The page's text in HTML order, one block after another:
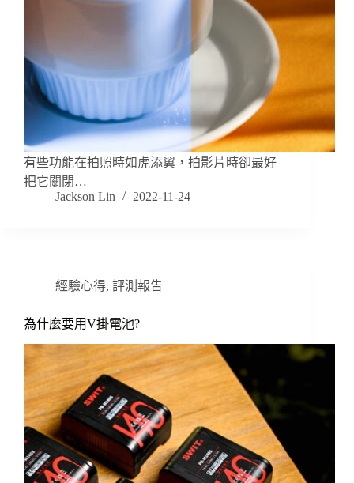
有些功能在拍照時如虎添翼，拍影片時卻最好
把它關閉…
Jackson Lin
2022-11-24
經驗心得, 評測報告
為什麼要用V掛電池?